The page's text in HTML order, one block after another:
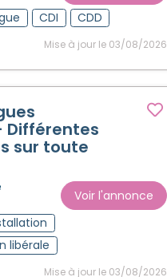
CDI CDD
Mise à jour le 03/08/2026
Différentes
sur toute
Voir l'annonce
libérale
Mise à jour le 03/08/2026